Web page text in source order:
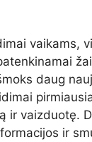
vaikams,
daug
ir vaizduotę.
ir